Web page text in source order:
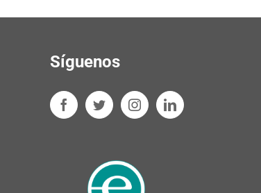
Síguenos